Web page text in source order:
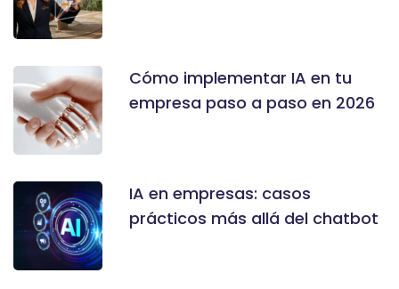
Cómo implementar IA en tu
empresa paso a paso en 2026
IA en empresas: casos
prácticos más allá del chatbot